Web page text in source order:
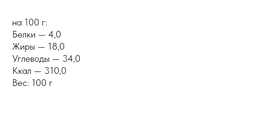
на 100 г:
Белки — 4,0
Жиры — 18,0
Углеводы — 34,0
Ккал — 310,0
Вес: 100 г